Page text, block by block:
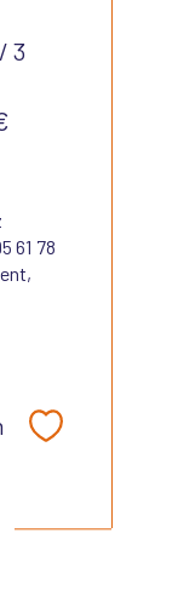
3
61 78
Sélectionner